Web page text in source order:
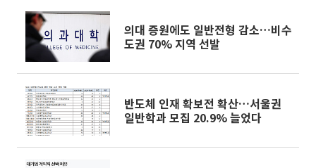
의대 증원에도 일반전형 감소…비수
도권 70% 지역 선발
반도체 인재 확보전 확산…서울권
일반학과 모집 20.9% 늘었다